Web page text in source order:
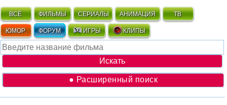
ВСЁ ФИЛЬМЫ СЕРИАЛЫ АНИМАЦИЯ ТВ
ЮМОР ФОРУМ ИГРЫ КЛИПЫ
● Расширенный поиск